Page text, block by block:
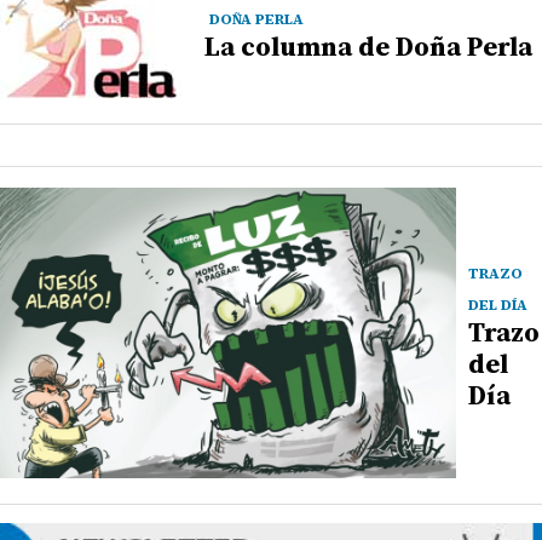
DOÑA PERLA
La columna de Doña Perla
TRAZO
DEL DÍA
Trazo
del
Día